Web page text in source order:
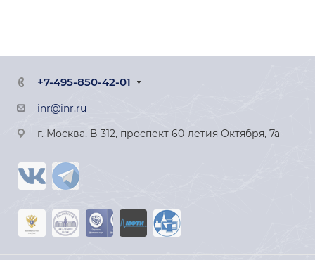
+7-495-850-42-01
inr@inr.ru
г. Москва, В-312, проспект 60-летия Октября, 7а